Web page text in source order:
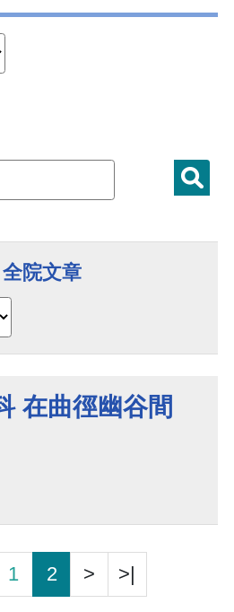
全院文章
在曲徑幽谷間
1 2 > >|